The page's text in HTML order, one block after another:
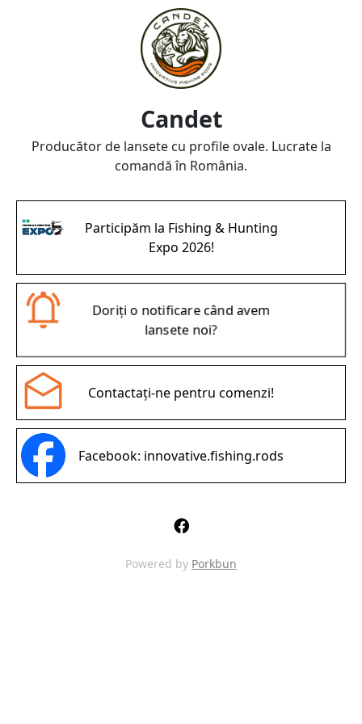
Candet
Producător de lansete cu profile ovale. Lucrate la
comandă în România.
Participăm la Fishing & Hunting
Expo 2026!
Doriți o notificare când avem
lansete noi?
Contactați-ne pentru comenzi!
Facebook: innovative.fishing.rods
Powered by Porkbun